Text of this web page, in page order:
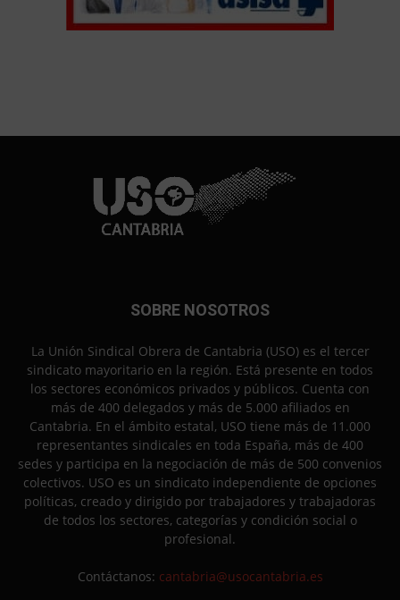
SOBRE NOSOTROS
La Unión Sindical Obrera de Cantabria (USO) es el tercer
sindicato mayoritario en la región. Está presente en todos
los sectores económicos privados y públicos. Cuenta con
más de 400 delegados y más de 5.000 afiliados en
Cantabria. En el ámbito estatal, USO tiene más de 11.000
representantes sindicales en toda España, más de 400
sedes y participa en la negociación de más de 500 convenios
colectivos. USO es un sindicato independiente de opciones
políticas, creado y dirigido por trabajadores y trabajadoras
de todos los sectores, categorías y condición social o
profesional.
Contáctanos: cantabria@usocantabria.es